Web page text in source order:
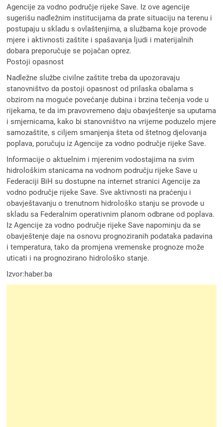
Agencije za vodno područje rijeke Save. Iz ove agencije
sugerišu nadležnim institucijama da prate situaciju na terenu i
postupaju u skladu s ovlaštenjima, a službama koje provode
mjere i aktivnosti zaštite i spašavanja ljudi i materijalnih
dobara preporučuje se pojačan oprez.
Postoji opasnost
Nadležne službe civilne zaštite treba da upozoravaju
stanovništvo da postoji opasnost od prilaska obalama s
obzirom na moguće povećanje dubina i brzina tečenja vode u
rijekama, te da im pravovremeno daju obavještenje sa uputama
i smjernicama, kako bi stanovništvo na vrijeme poduzelo mjere
samozaštite, s ciljem smanjenja šteta od štetnog djelovanja
poplava, poručuju iz Agencije za vodno područje rijeke Save.
Informacije o aktuelnim i mjerenim vodostajima na svim
hidrološkim stanicama na vodnom području rijeke Save u
Federaciji BiH su dostupne na internet stranici Agencije za
vodno područje rijeke Save. Sve aktivnosti na praćenju i
obavještavanju o trenutnom hidrološko stanju se provode u
skladu sa Federalnim operativnim planom odbrane od poplava.
Iz Agencije za vodno područje rijeke Save napominju da se
obavještenje daje na osnovu prognoziranih podataka padavina
i temperatura, tako da promjena vremenske prognoze može
uticati i na prognozirano hidrološko stanje.
Izvor:haber.ba